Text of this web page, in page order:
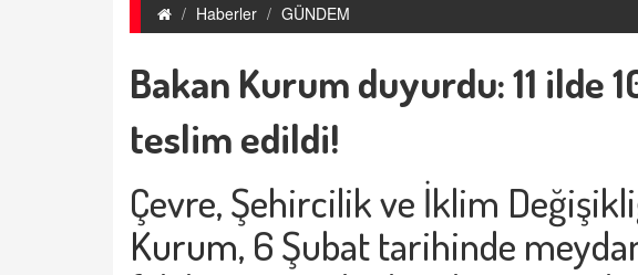
Haberler GÜNDEM
Bakan Kurum duyurdu: 11 ilde
teslim edildi!
Çevre, Şehircilik ve İklim
Kurum, 6 Şubat tarihinde